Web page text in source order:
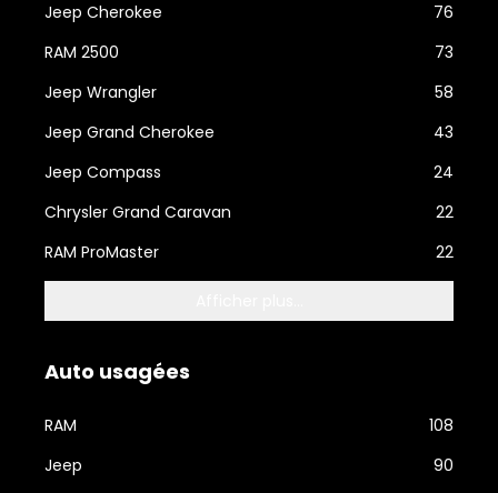
Jeep Cherokee
76
RAM 2500
73
Jeep Wrangler
58
Jeep Grand Cherokee
43
Jeep Compass
24
Chrysler Grand Caravan
22
RAM ProMaster
22
Auto usagées
RAM
108
Jeep
90